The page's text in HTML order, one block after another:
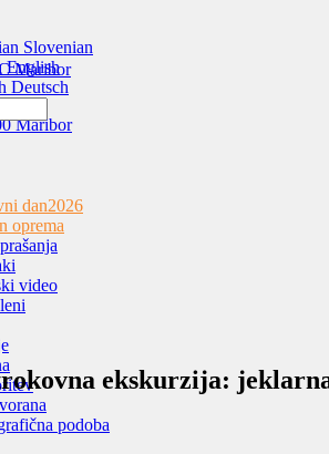
Slovenian
English
Deutsch
Maribor
dan2026
oprema
video
podoba
ekskurzija: